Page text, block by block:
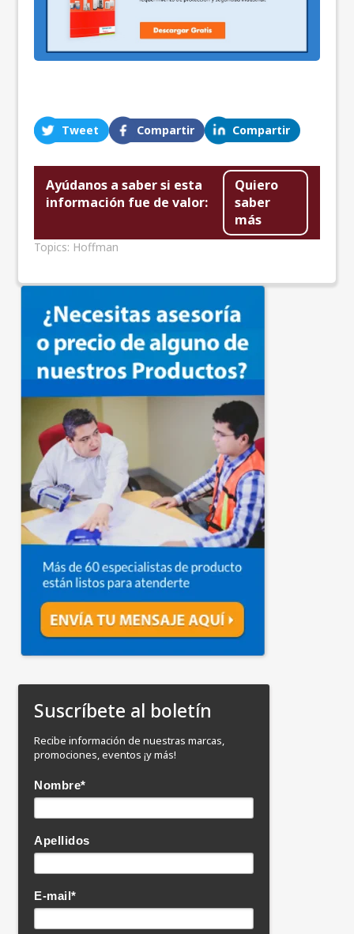
Tweet Compartir Compartir
Ayúdanos a saber si esta
información fue de valor:
Quiero
saber
más
Topics: Hoffman
Suscríbete al boletín
Recibe información de nuestras marcas,
promociones, eventos ¡y más!
Nombre*
Apellidos
E-mail*